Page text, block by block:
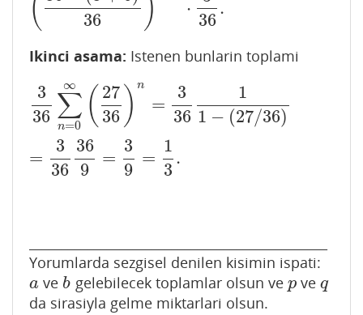
(
36
) ⋅
36
.
(36−(3+6)36)n − 36
Ikinci asama: Istenen bunlarin toplami
3
36 ∑
n=0
∞ ( 27
36 ) n
=
3
36
1
1 − (27/36)
=
3
36
36
9
=
3
9
=
1
3
.
36 ∑n=0 ∞( 2736 )n 361 36
Yorumlarda sezgisel denilen kisimin ispati:
a
a ve b
b gelebilecek toplamlar olsun ve p
pve q
q
da sirasiyla gelme miktarlari olsun.